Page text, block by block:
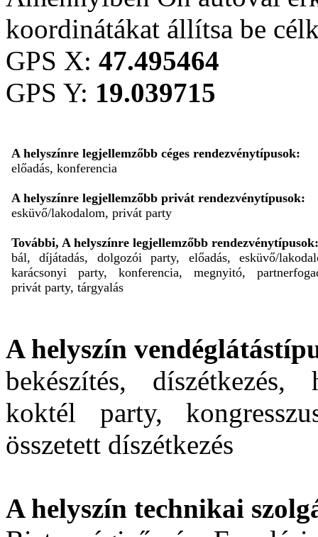
koordinátákat állítsa be
GPS X: 47.495464
GPS Y: 19.039715
A helyszínre legjellemzőbb céges rendezvénytípusok:
előadás, konferencia
A helyszínre legjellemzőbb privát rendezvénytípusok:
esküvő/lakodalom, privát party
További, A helyszínre legjellemzőbb rendezvénytípusok:
bál, díjátadás, dolgozói party, előadás, esküvő/
karácsonyi party, konferencia, megnyitó,
privát party, tárgyalás
A helyszín
bekészítés, díszétkezés,
koktél party,
összetett díszétkezés
A helyszín technikai